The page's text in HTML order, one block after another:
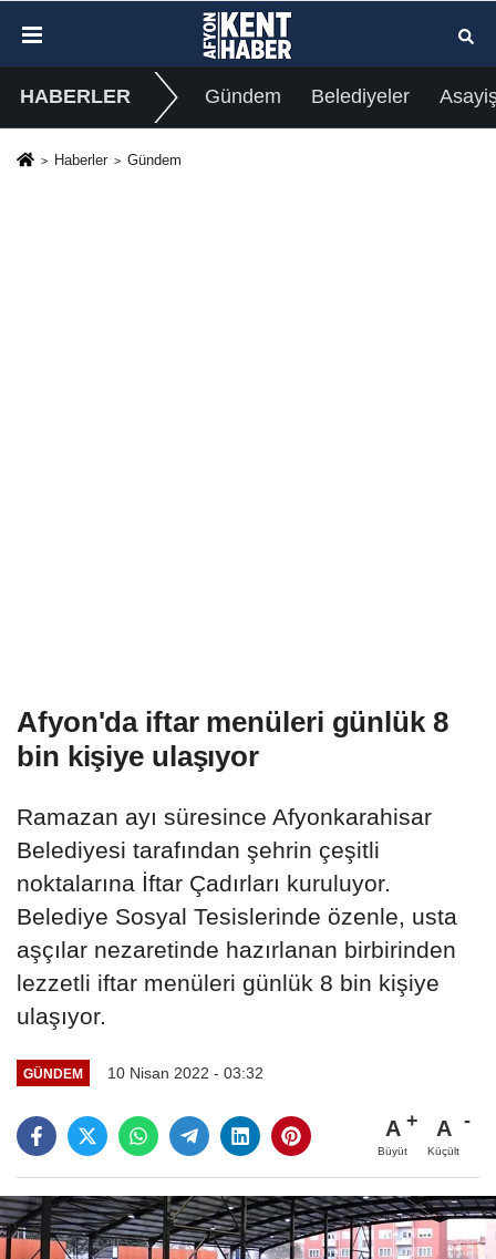
HABERLER Gündem Belediyeler
Haberler Gündem
Afyon'da iftar menüleri günlük 8
bin kişiye ulaşıyor
Ramazan ayı süresince Afyonkarahisar
Belediyesi tarafından şehrin çeşitli
noktalarına İftar Çadırları kuruluyor.
Belediye Sosyal Tesislerinde özenle, usta
aşçılar nezaretinde hazırlanan birbirinden
lezzetli iftar menüleri günlük 8 bin kişiye
ulaşıyor.
GÜNDEM 10 Nisan 2022 - 03:32
A
Büyüt
A
Küçült